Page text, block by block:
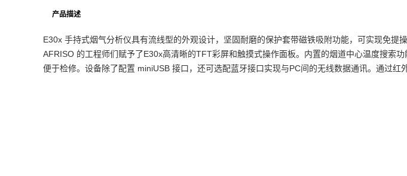
产品描述
E30x 手持式烟气分析仪具有流线型的外观设计，坚固耐磨的保护套带磁铁吸附功能，可实现免提
AFRISO 的工程师们赋予了E30x高清晰的TFT彩屏和触摸式操作面板。内置的烟道中心温度搜索
便于检修。设备除了配置 miniUSB 接口，还可选配蓝牙接口实现与PC间的无线数据通讯。通过红